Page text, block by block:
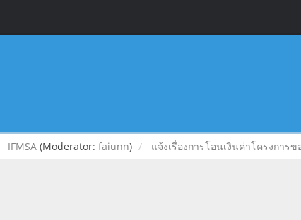
IFMSA (Moderator: faiunn) แจ้งเรื่องการโอนเงินค่าโครงการ